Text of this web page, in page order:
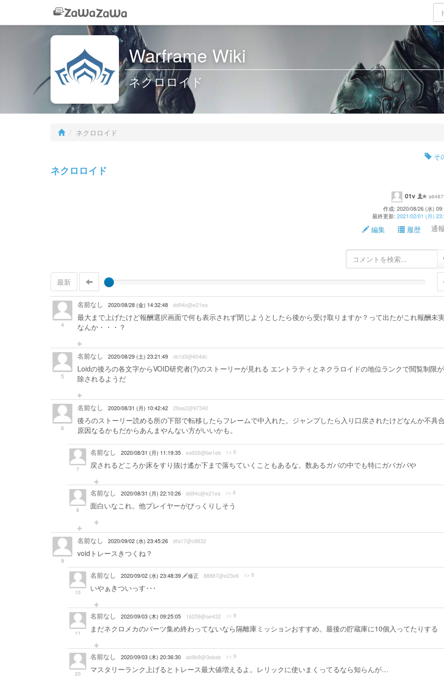
Warframe Wiki
ネクロロイド
ネクロロイド
そ
ネクロロイド
01v
作成: 2020/08/26 (水)
最終更新: 2021/02/01 (月)
編集 履歴 通
最新
4
名前なし 2020/08/28 (金) 14:32:48 dd94c@e21ea
最大まで上げたけど報酬選択画面で何も表示されず閉じようとしたら後から受け取りますか？って出たがこれ報酬未
なんか・・・？
5
名前なし 2020/08/29 (土) 23:21:49 cb1d3@604dc
Loidの後ろの各文字からVOID研究者(?)のストーリーが見れる エントラティとネクラロイドの地位ランクで閲覧制限
除されるようだ
6
名前なし 2020/08/31 (月) 10:42:42 29aa2@97340
後ろのストーリー読める所の下部で転移したらフレームで中入れた。ジャンプしたら入り口戻されたけどなんか不具
原因なるかもだからあんまやんない方がいいかも。
7
名前なし 2020/08/31 (月) 11:19:35 ea926@be1eb >> 6
戻されるどころか床をすり抜け遙か下まで落ちていくこともあるな。数あるガバの中でも特にガバガバや
8
名前なし 2020/08/31 (月) 22:10:26 dd94c@e21ea >> 6
面白いなこれ。他プレイヤーがびっくりしそう
9
名前なし 2020/09/02 (水) 23:45:26 dfa17@c9832
voidトレースきつくね？
10
名前なし 2020/09/02 (水) 23:48:39 修正 88887@e23e6 >> 9
いやぁきついっす･･･
11
名前なし 2020/09/03 (木) 09:25:05 16259@ae432 >> 9
まだネクロメカのパーツ集め終わってないなら隔離庫ミッションおすすめ。最後の貯蔵庫に10個入ってたりする
20
名前なし 2020/09/03 (木) 20:36:30 ab9b9@3ebab >> 9
マスタリーランク上げるとトレース最大値増えるよ。レリックに使いまくってるなら知らんが…